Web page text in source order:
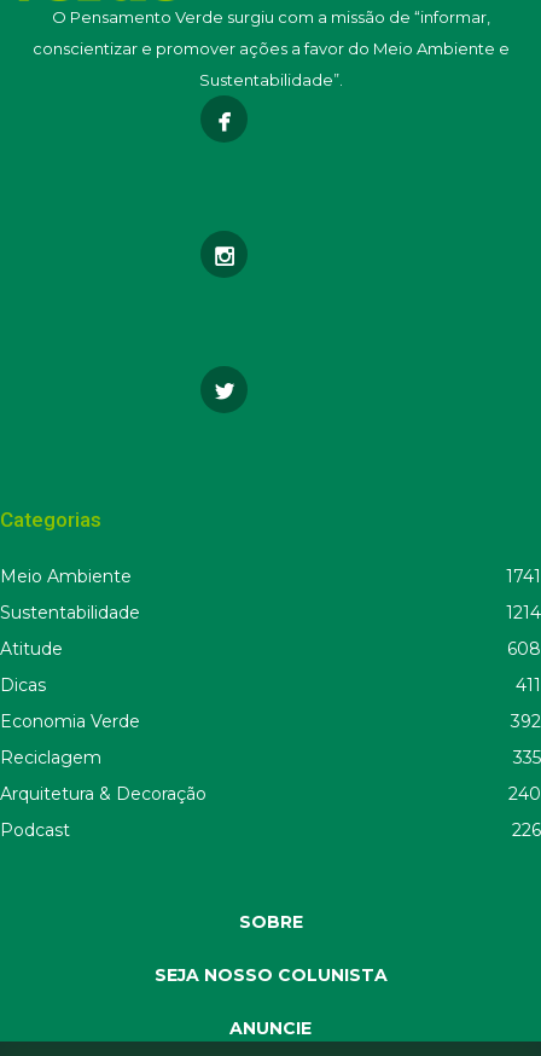
O Pensamento Verde surgiu com a missão de “informar,
conscientizar e promover ações a favor do Meio Ambiente e
Sustentabilidade”.
Categorias
Meio Ambiente
1741
Sustentabilidade
1214
Atitude
608
Dicas
411
Economia Verde
392
Reciclagem
335
Arquitetura & Decoração
240
Podcast
226
SOBRE
SEJA NOSSO COLUNISTA
ANUNCIE